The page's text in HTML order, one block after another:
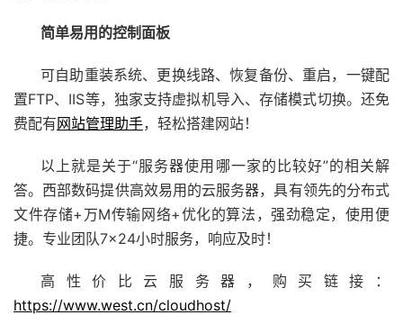
简单易用的控制面板
可自助重装系统、更换线路、恢复备份、重启，一键配
置FTP、IIS等，独家支持虚拟机导入、存储模式切换。还免
费配有网站管理助手，轻松搭建网站！
以上就是关于“服务器使用哪一家的比较好”的相关解
答。西部数码提供高效易用的云服务器，具有领先的分布式
文件存储+万M传输网络+优化的算法，强劲稳定，使用便
捷。专业团队7×24小时服务，响应及时！
高性价比云服务器，购买链接：
https://www.west.cn/cloudhost/